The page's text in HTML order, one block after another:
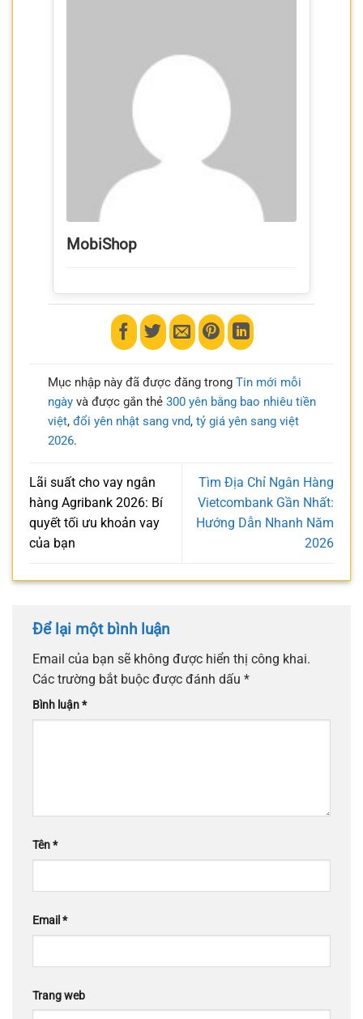
MobiShop
Mục nhập này đã được đăng trong Tin mới mỗi
ngàyvà được gắn thẻ 300 yên bằng bao nhiêu tiền
việt, đổi yên nhật sang vnd, tỷ giá yên sang việt
2026.
Lãi suất cho vay ngân
hàng Agribank 2026: Bí
quyết tối ưu khoản vay
của bạn
Tìm Địa Chỉ Ngân Hàng
Vietcombank Gần Nhất:
Hướng Dẫn Nhanh Năm
2026
Để lại một bình luận
Email của bạn sẽ không được hiển thị công khai.
Các trường bắt buộc được đánh dấu *
Bình luận*
Tên*
Email *
Trang web